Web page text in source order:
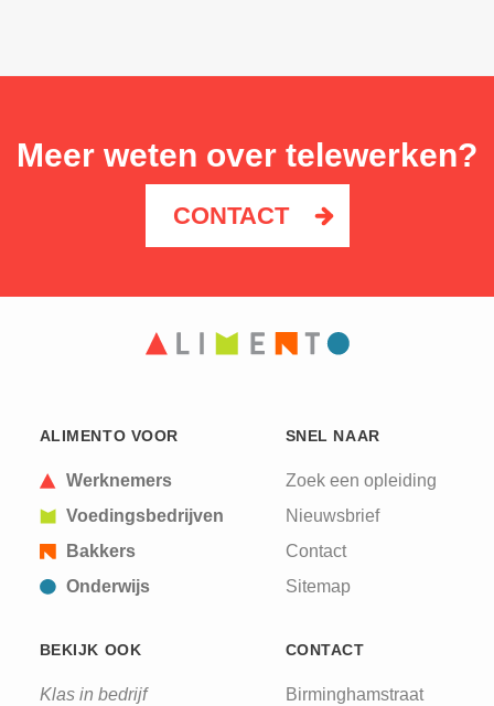
Meer weten over telewerken?
CONTACT
ALIMENTO VOOR
Werknemers
Voedingsbedrijven
Bakkers
Onderwijs
SNEL NAAR
Zoek een opleiding
Nieuwsbrief
Contact
Sitemap
BEKIJK OOK
Klas in bedrijf
CONTACT
Birminghamstraat